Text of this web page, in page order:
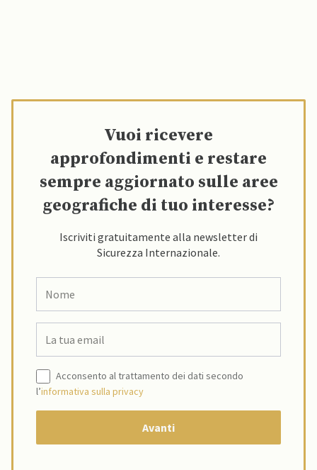
Vuoi ricevere
approfondimenti e restare
sempre aggiornato sulle aree
geografiche di tuo interesse?
Iscriviti gratuitamente alla newsletter di
Sicurezza Internazionale.
Acconsento al trattamento dei dati secondo
l’informativa sulla privacy